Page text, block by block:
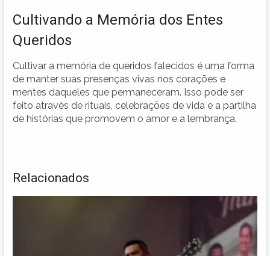
Cultivando a Memória dos Entes
Queridos
Cultivar a memória de queridos falecidos é uma forma
de manter suas presenças vivas nos corações e
mentes daqueles que permaneceram. Isso pode ser
feito através de rituais, celebrações de vida e a partilha
de histórias que promovem o amor e a lembrança.
Relacionados